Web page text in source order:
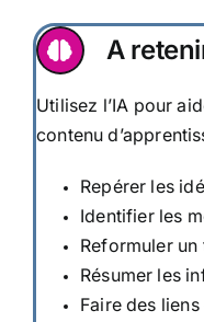
A
Utilisez l’IA pour
contenu
Repérer les
Identifier les
Reformuler
Résumer les
Faire des